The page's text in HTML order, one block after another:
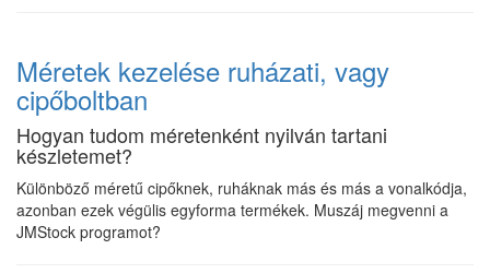
Méretek kezelése ruházati, vagy
cipőboltban
Hogyan tudom méretenként nyilván tartani
készletemet?
Különböző méretű cipőknek, ruháknak más és más a vonalkódja,
azonban ezek végülis egyforma termékek. Muszáj megvenni a
JMStock programot?